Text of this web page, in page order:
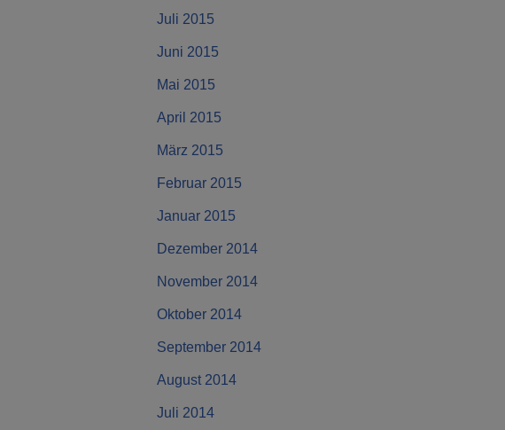
Juli 2015
Juni 2015
Mai 2015
April 2015
März 2015
Februar 2015
Januar 2015
Dezember 2014
November 2014
Oktober 2014
September 2014
August 2014
Juli 2014